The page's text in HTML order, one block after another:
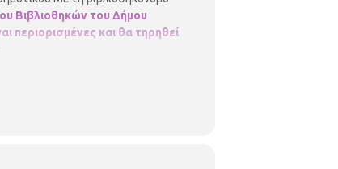
Βιβλιοθηκών του Δήμου
περιορισμένες και θα τηρηθεί